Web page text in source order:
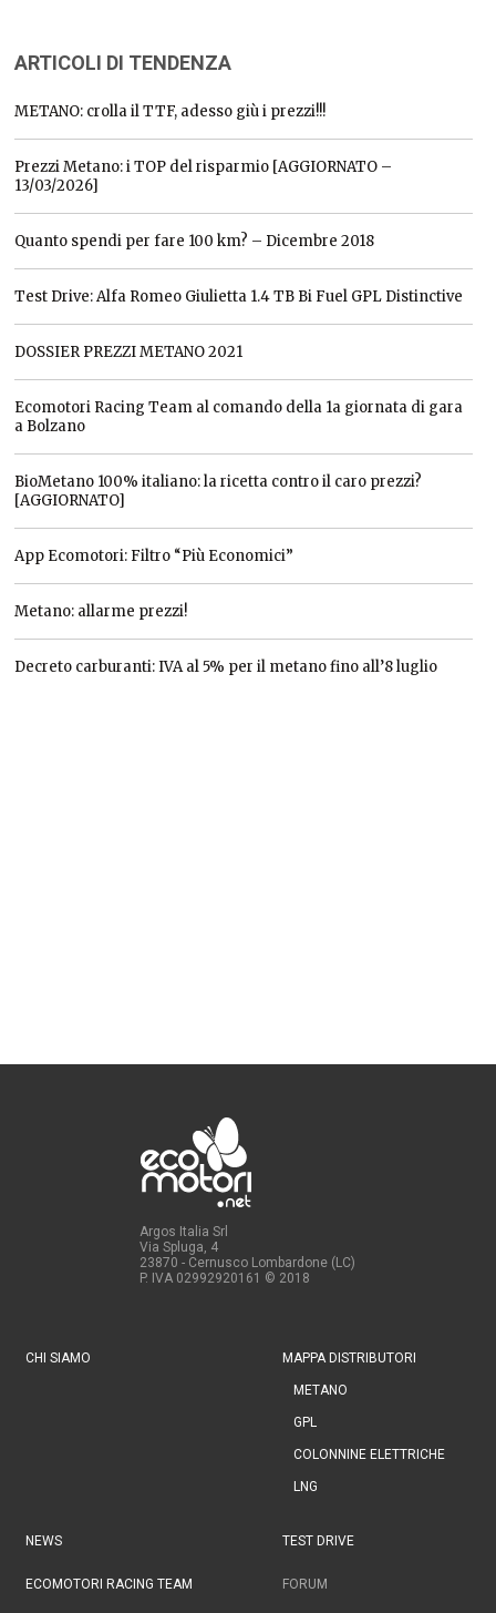
ARTICOLI DI TENDENZA
METANO: crolla il TTF, adesso giù i prezzi!!!
Prezzi Metano: i TOP del risparmio [AGGIORNATO –
13/03/2026]
Quanto spendi per fare 100 km? – Dicembre 2018
Test Drive: Alfa Romeo Giulietta 1.4 TB Bi Fuel GPL Distinctive
DOSSIER PREZZI METANO 2021
Ecomotori Racing Team al comando della 1a giornata di gara
a Bolzano
BioMetano 100% italiano: la ricetta contro il caro prezzi?
[AGGIORNATO]
App Ecomotori: Filtro “Più Economici”
Metano: allarme prezzi!
Decreto carburanti: IVA al 5% per il metano fino all’8 luglio
Argos Italia Srl
Via Spluga, 4
23870 - Cernusco Lombardone (LC)
P. IVA 02992920161 © 2018
CHI SIAMO MAPPA DISTRIBUTORI
METANO
GPL
COLONNINE ELETTRICHE
LNG
NEWS TEST DRIVE
ECOMOTORI RACING TEAM FORUM